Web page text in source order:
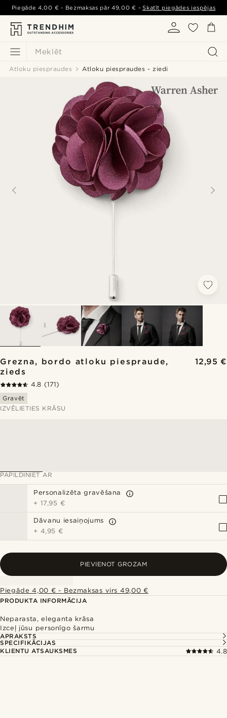
Meklēt
Piegāde4,00 € - Bezmaksas pār49,00 € -Skatīt piegādes iespējas
Atloku piespraudes Atloku piespraudes - ziedi
Grezna, bordo atloku piespraude,
zieds
12,95 €
4.8 (171)
Gravēt
IZVĒLIETIES KRĀSU
PAPILDINIET AR
Personalizēta gravēšana
+ 17,95 €
Dāvanu iesaiņojums
+ 4,95 €
PIEVIENOT GROZAM
Piegāde 4,00 € - Bezmaksas virs 49,00 €
PRODUKTA INFORMĀCIJA
Neparasta, eleganta krāsa
Izceļ jūsu personīgo šarmu
APRAKSTS
SPECIFIKĀCIJAS
KLIENTU ATSAUKSMES
4.8